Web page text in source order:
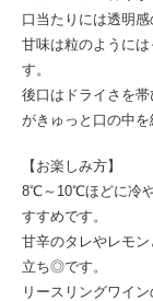
口当たりには透明
甘味は粒のように
す。
後口はドライさを
がきゅっと口の中を
【お楽しみ方】
8℃～10℃ほどに冷
すすめです。
甘辛のタレやレモ
立ち◎です。
リースリングワイ